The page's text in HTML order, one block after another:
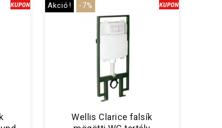
Akció! -7%
Wellis Clarice falsík